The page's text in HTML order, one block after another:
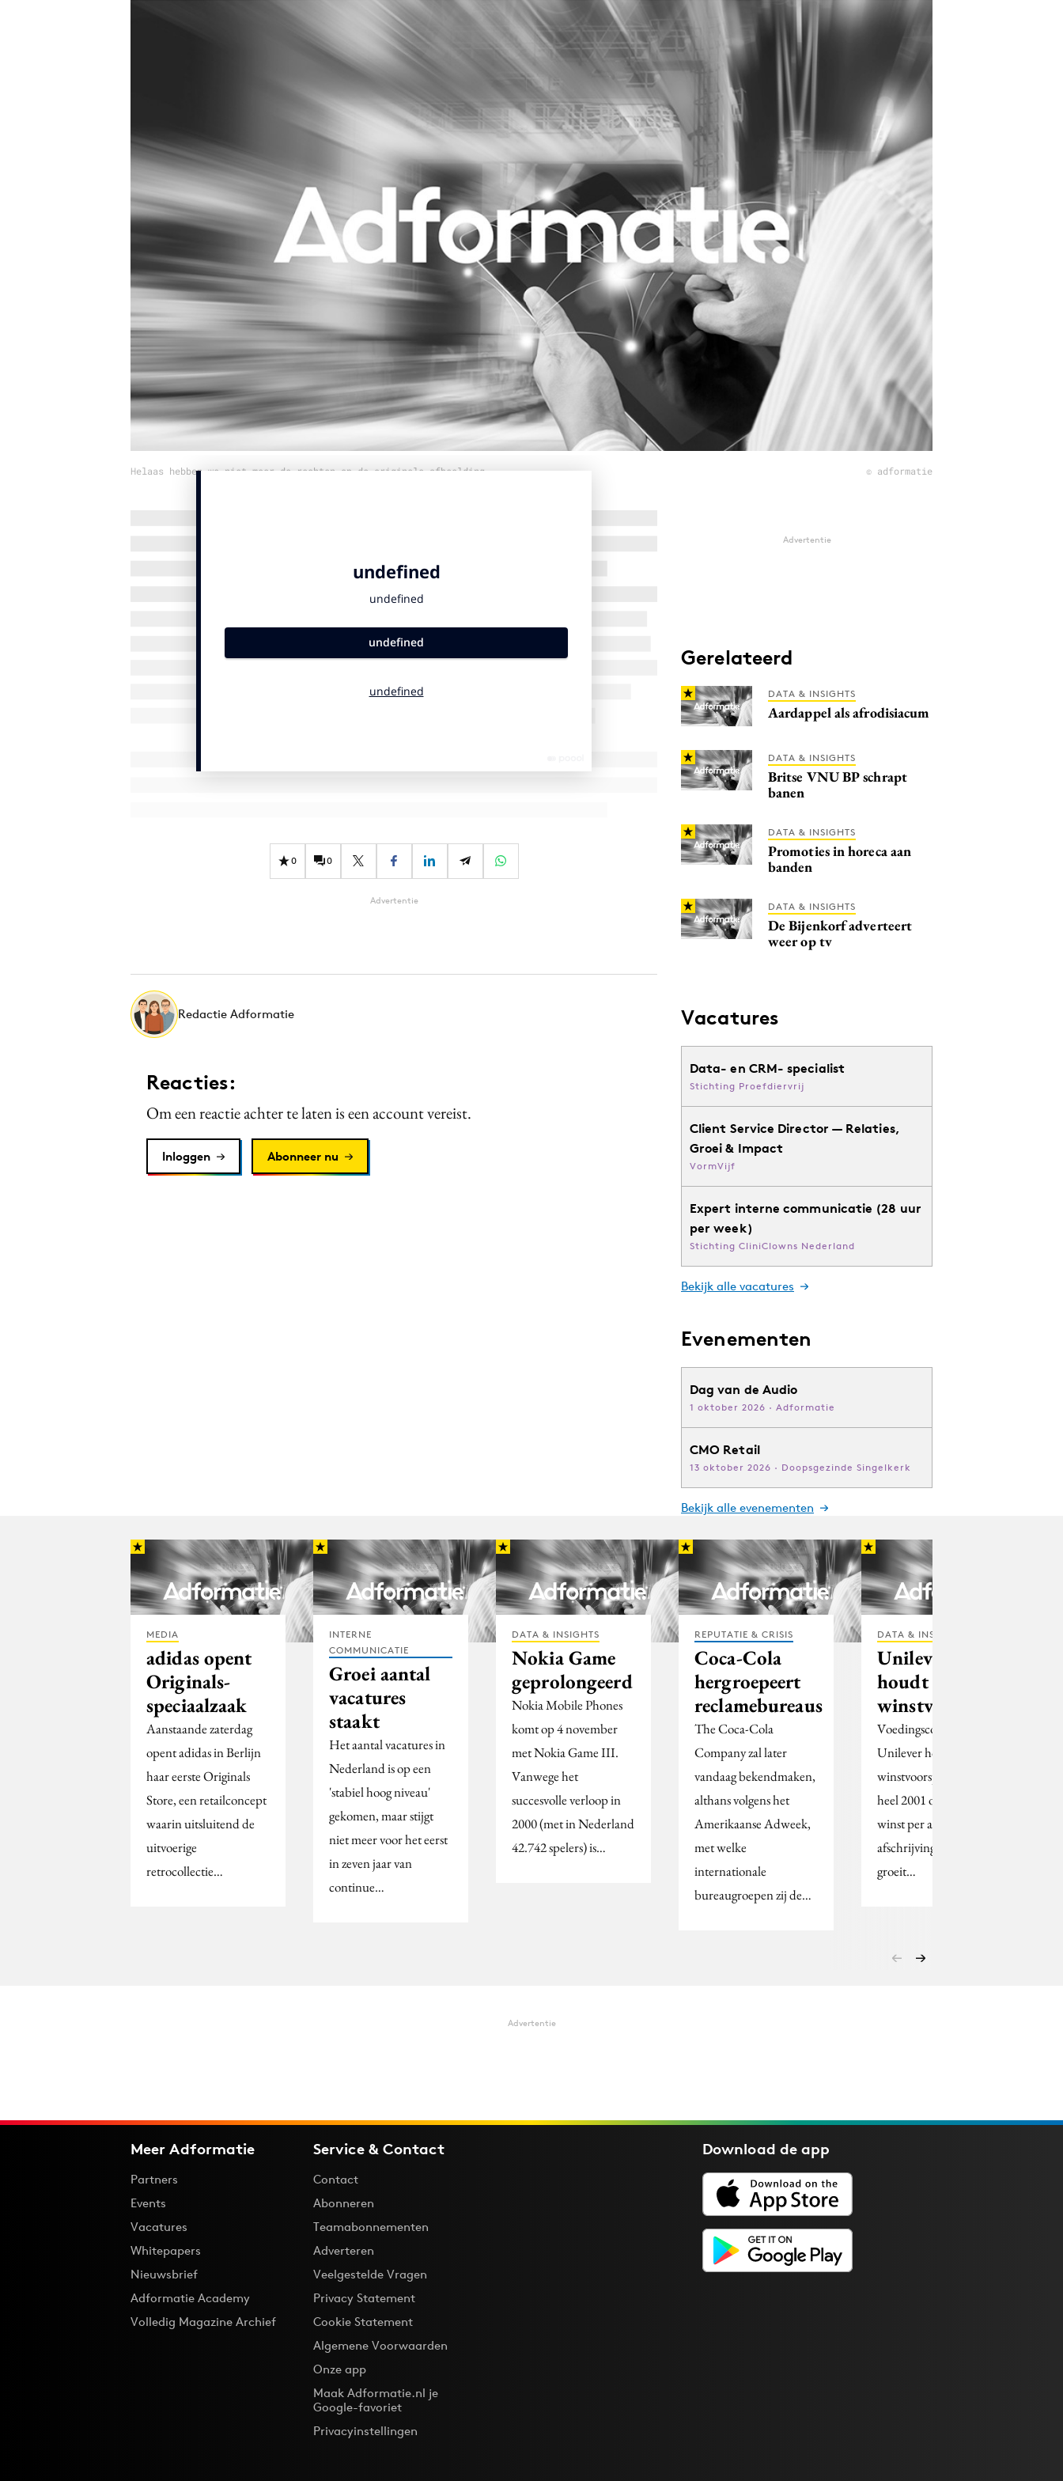
Influencer marketing
Interne communicatie
Purpose Marketing
Reputatie & crisis
Helaas hebben we niet meer de rechten op de originele afbeelding © adformatie
0 0
Advertentie
Redactie Adformatie
Reacties:
Om een reactie achter te laten is een account vereist.
Inloggen Abonneer nu
Advertentie
Gerelateerd
DATA & INSIGHTS
Aardappel als afrodisiacum
DATA & INSIGHTS
Britse VNU BP schrapt
banen
DATA & INSIGHTS
Promoties in horeca aan
banden
DATA & INSIGHTS
De Bijenkorf adverteert
weer op tv
Vacatures
Data- en CRM- specialist
Stichting Proefdiervrij
Client Service Director — Relaties,
Groei & Impact
VormVijf
Expert interne communicatie (28 uur
per week)
Stichting CliniClowns Nederland
Bekijk alle vacatures
Evenementen
Dag van de Audio
1 oktober 2026 · Adformatie
CMO Retail
13 oktober 2026 · Doopsgezinde Singelkerk
Bekijk alle evenementen
MEDIA
adidas opent
Originals-
speciaalzaak
Aanstaande zaterdag
opent adidas in Berlijn
haar eerste Originals
Store, een retailconcept
waarin uitsluitend de
uitvoerige
retrocollectie…
INTERNE
COMMUNICATIE
Groei aantal
vacatures
staakt
Het aantal vacatures in
Nederland is op een
'stabiel hoog niveau'
gekomen, maar stijgt
niet meer voor het eerst
in zeven jaar van
continue…
DATA & INSIGHTS
Nokia Game
geprolongeerd
Nokia Mobile Phones
komt op 4 november
met Nokia Game III.
Vanwege het
succesvolle verloop in
2000 (met in Nederland
42.742 spelers) is…
REPUTATIE & CRISIS
Coca-Cola
hergroepeert
reclamebureaus
The Coca-Cola
Company zal later
vandaag bekendmaken,
althans volgens het
Amerikaanse Adweek,
met welke
internationale
bureaugroepen zij de…
DATA & INSIGHTS
Unilever
houdt vast aan
winstvoorspelling
Voedingsconcern
Unilever houdt zijn
winstvoorspelling voor
heel 2001 overeind. De
winst per aandeel, voor
afschrijving goodwill,
groeit…
Advertentie
Meer Adformatie
Partners
Events
Vacatures
Whitepapers
Nieuwsbrief
Adformatie Academy
Volledig Magazine Archief
Service & Contact
Contact
Abonneren
Teamabonnementen
Adverteren
Veelgestelde Vragen
Privacy Statement
Cookie Statement
Algemene Voorwaarden
Onze app
Maak Adformatie.nl je
Google-favoriet
Privacyinstellingen
Download deapp